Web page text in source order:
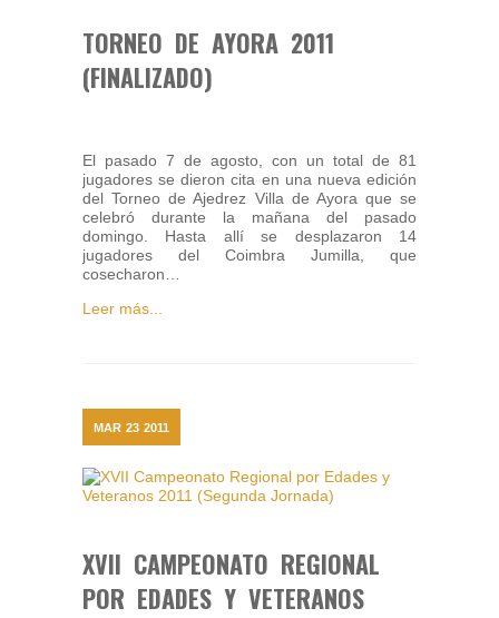
TORNEO DE AYORA 2011
(FINALIZADO)
El pasado 7 de agosto, con un total de 81
jugadores se dieron cita en una nueva edición
del Torneo de Ajedrez Villa de Ayora que se
celebró durante la mañana del pasado
domingo. Hasta allí se desplazaron 14
jugadores del Coimbra Jumilla, que
cosecharon…
Leer más...
MAR 23 2011
XVII CAMPEONATO REGIONAL
POR EDADES Y VETERANOS